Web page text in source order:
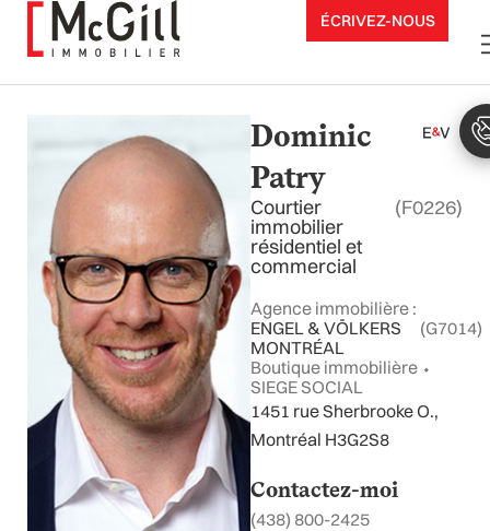
Aller
ÉCRIVEZ-NOUS
Dominic
Patry
Courtier
immobilier
résidentiel et
commercial
(F0226)
Agence immobilière :
ENGEL & VÖLKERS
MONTRÉAL
(G7014)
Boutique immobilière ⬩
SIEGE SOCIAL
1451 rue Sherbrooke O.,
Montréal H3G2S8
Contactez-moi
(438) 800-2425